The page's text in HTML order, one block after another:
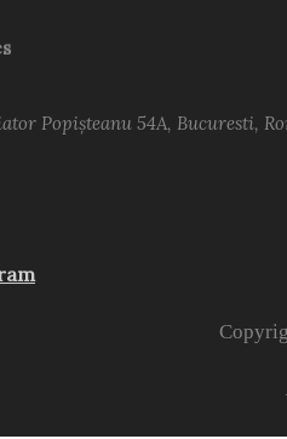
Popișteanu 54A, Bucuresti,